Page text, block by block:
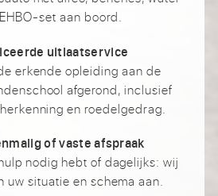
set aan boord.
uitlaatservice
erkende opleiding aan de
afgerond, inclusief
en roedelgedrag.
of vaste afspraak
nodig hebt of dagelijks: wij
uw situatie en schema aan.